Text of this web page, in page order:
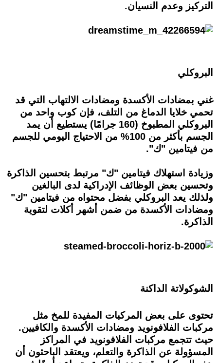
التركيز وعدم النسيان.
البروكلي
غني بمضادات الأكسدة ومضادات الالتهاب التي قد
تحمي خلايا الدماغ من التلف، فإن كوب واحد من
البروكلي المطبوخ (160 جرامًا) يستطيع أن يمد
الجسم بأكثر من 100% من الاحتياج اليومي للجسم
من فيتامين "ك".
وزيادة استهلاك فيتامين "ك" مرتبط بتحسين الذاكرة
وتحسين بعض الوظائف الإدراكية لدى البالغين
ولذلك يعد البروكلي بفضل محتواه من فيتامين "ك"
ومضادات الأكسدة من ضمن أشهر أكلات لتقوية
الذاكرة.
الشوكولاتة الداكنة
تحتوى على بعض المركبات المفيدة للمخ مثل
مركبات الفلافونويد ومضادات الأكسدة والكافيين.
حيث تتجمع مركبات الفلافونويد في المراكز
المسؤولة عن الذاكرة والتعلم، ويعتقد الباحثون أن